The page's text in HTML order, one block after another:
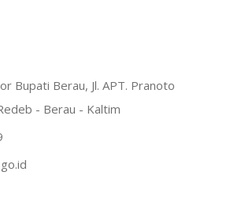
Bupati Berau, Jl. APT. Pranoto
- Berau - Kaltim